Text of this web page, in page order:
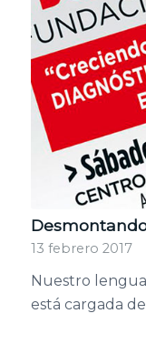
13 febrero 2017
Nuestro
está cargada